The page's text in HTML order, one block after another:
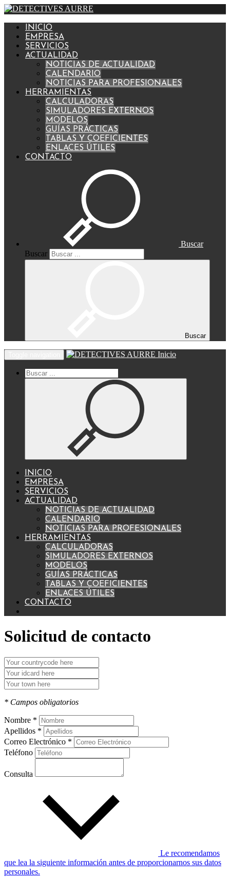
INICIO
EMPRESA
SERVICIOS
ACTUALIDAD
NOTICIAS DE ACTUALIDAD
CALENDARIO
NOTICIAS PARA PROFESIONALES
HERRAMIENTAS
CALCULADORAS
SIMULADORES EXTERNOS
MODELOS
GUÍAS PRÁCTICAS
TABLAS Y COEFICIENTES
ENLACES ÚTILES
CONTACTO
Buscar
Buscar
Buscar
Inicio
INICIO
EMPRESA
SERVICIOS
ACTUALIDAD
NOTICIAS DE ACTUALIDAD
CALENDARIO
NOTICIAS PARA PROFESIONALES
HERRAMIENTAS
CALCULADORAS
SIMULADORES EXTERNOS
MODELOS
GUÍAS PRÁCTICAS
TABLAS Y COEFICIENTES
ENLACES ÚTILES
CONTACTO
Solicitud de contacto
* Campos obligatorios
Nombre *
Apellidos *
Correo Electrónico *
Teléfono
Consulta
Le recomendamos
que lea la siguiente información antes de proporcionarnos sus datos
personales.